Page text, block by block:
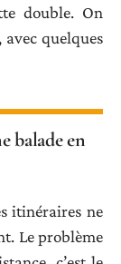
double. On
quelques
balade en
itinéraires ne
Le problème